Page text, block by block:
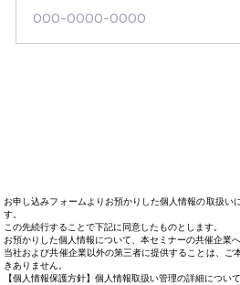
お申し込みフォームよりお預かりした個人情報の取扱い
す。
この先続行することで下記に同意したものとします。
お預かりした個人情報について、本セミナーの共催企業
当社および共催企業以外の第三者に提供することは、
きありません。
【個人情報保護方針】個人情報取扱い管理の詳細につい